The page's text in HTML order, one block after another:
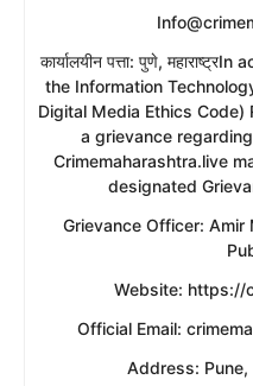
​कार्यालयीन पत्ता: पुणे,
the Information
Digital Media Ethics Code)
a grievance
Crimemaharashtra.live
designated
​Grievance Officer: Amir
​Website: https://
​Official Email:
​Address: